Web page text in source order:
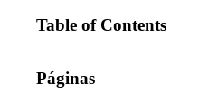
Table of Contents
Páginas